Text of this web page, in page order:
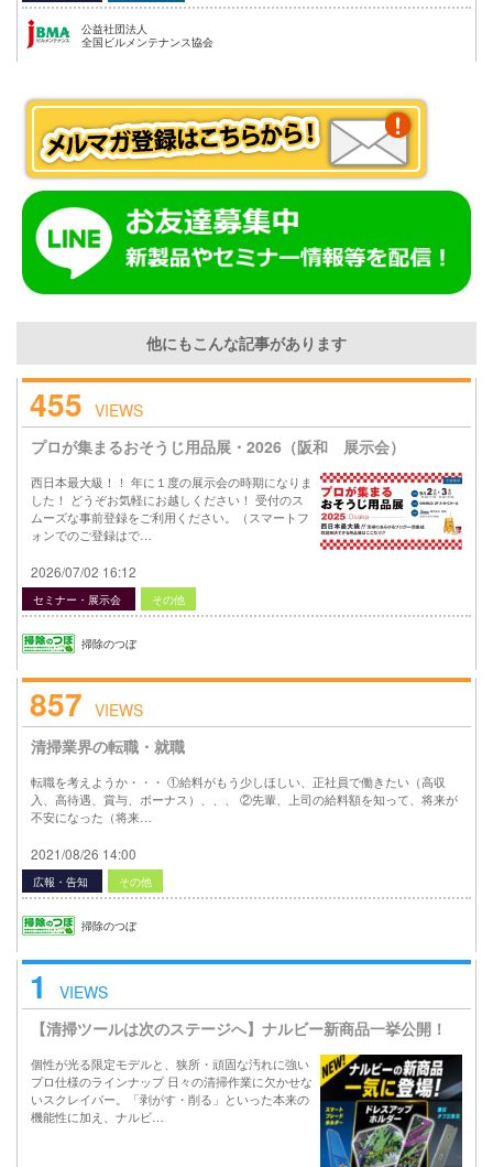
公益社団法人
全国ビルメンテナンス協会
他にもこんな記事があります
455 VIEWS
プロが集まるおそうじ用品展・2026（阪和 展示会）
西日本最大級！！ 年に１度の展示会の時期になりま
した！ どうぞお気軽にお越しください！ 受付のス
ムーズな事前登録をご利用ください。（スマートフ
ォンでのご登録はで…
2026/07/02 16:12
セミナー・展示会 その他
掃除のつぼ
857 VIEWS
清掃業界の転職・就職
転職を考えようか・・・ ①給料がもう少しほしい、正社員で働きたい（高収
入、高待遇、賞与、ボーナス）、、、 ②先輩、上司の給料額を知って、将来が
不安になった（将来…
2021/08/26 14:00
広報・告知 その他
掃除のつぼ
1
VIEWS
【清掃ツールは次のステージへ】ナルビー新商品一挙公開！
個性が光る限定モデルと、狭所・頑固な汚れに強い
プロ仕様のラインナップ 日々の清掃作業に欠かせな
いスクレイパー。「剥がす・削る」といった本来の
機能性に加え、ナルビ…